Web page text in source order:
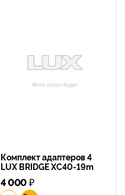
Комплект адаптеров 4
LUX BRIDGE XC40-19m
4 000₽